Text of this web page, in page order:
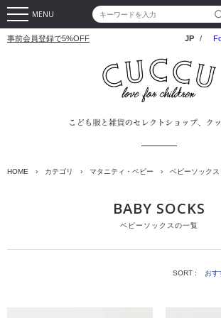
MENU
事前会員登録で5%OFF JP /
HOME › カテゴリ › マタニティ・ベビー › ベビーソックス
BABY SOCKS
ベビーソックスの一覧
SORT : おす